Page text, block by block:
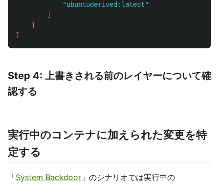
"ubuntuderived:latest"
]
}
]
Step 4: 上書きされる前のレイヤーについて確
認する
実行中のコンテナに加えられた変更を特
定する
「System Backdoor 」のシナリオでは実行中の